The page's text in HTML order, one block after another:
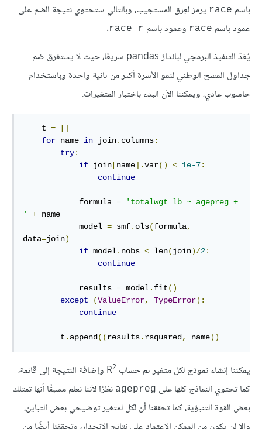
باسم race يرمز لعِرق المستجيب، وبالتالي ستحتوي نتيجة الضم على
عمود باسم race وعمود باسم race_r
.
يُعَدّ التنفيذ البرمجي لبانداز pandas سريعًا، حيث لا يستغرق ضم
جداول المسح الوطني لنمو الأسرة أكثر من ثانية واحدة وباستخدام
حاسوب عادي، ويمكننا الآن البدء باختبار المتغيرات.
    t
=
[]
for name in join. columns:
try:
if join [name].var() < 1e-7:
continue
            formula
=
'totalwgt_lb ~ agepreg +
'
+ name
            model
= smf. ols(formula,
data=join)
if model. nobs < len(join)/2:
continue
            results
= model. fit()
except
(ValueError, TypeError):
continue
        t
. append ((results. rsquared , name))
يمكننا إنشاء نموذج لكل متغير ثم حساب R 2
وإضافة النتيجة إلى قائمة،
كما تحتوي النماذج كلها على agepreg نظرًا لأننا نعلم مسبقًا أنها تمتلك
بعض القوة التنبؤية، كما تحققنا أن لكل لمتغير توضيحي بعض التباين،